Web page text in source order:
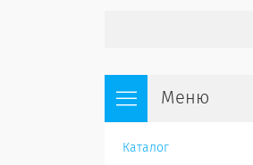
Каталог